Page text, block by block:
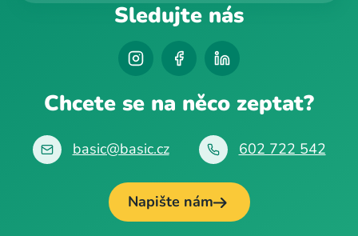
Sledujte nás
Chcete se na něco zeptat?
basic@basic.cz 602 722 542
Napište nám